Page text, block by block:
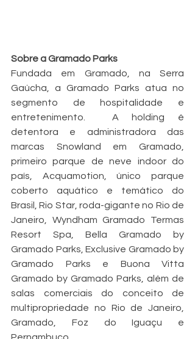
Sobre a Gramado Parks
Fundada em Gramado, na Serra
Gaúcha, a Gramado Parks atua no
segmento de hospitalidade e
entretenimento.  A holding é
detentora e administradora das
marcas Snowland em Gramado,
primeiro parque de neve indoor do
país, Acquamotion, único parque
coberto aquático e temático do
Brasil, Rio Star, roda-gigante no Rio de
Janeiro, Wyndham Gramado Termas
Resort Spa, Bella Gramado by
Gramado Parks, Exclusive Gramado by
Gramado Parks e Buona Vitta
Gramado by Gramado Parks, além de
salas comerciais do conceito de
multipropriedade no Rio de Janeiro,
Gramado, Foz do Iguaçu e